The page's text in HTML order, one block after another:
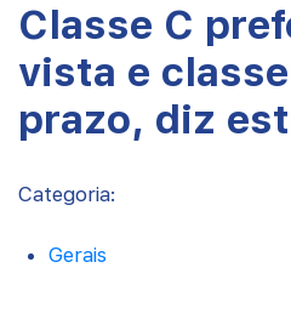
Classe C
vista e
prazo, diz
Categoria:
Gerais